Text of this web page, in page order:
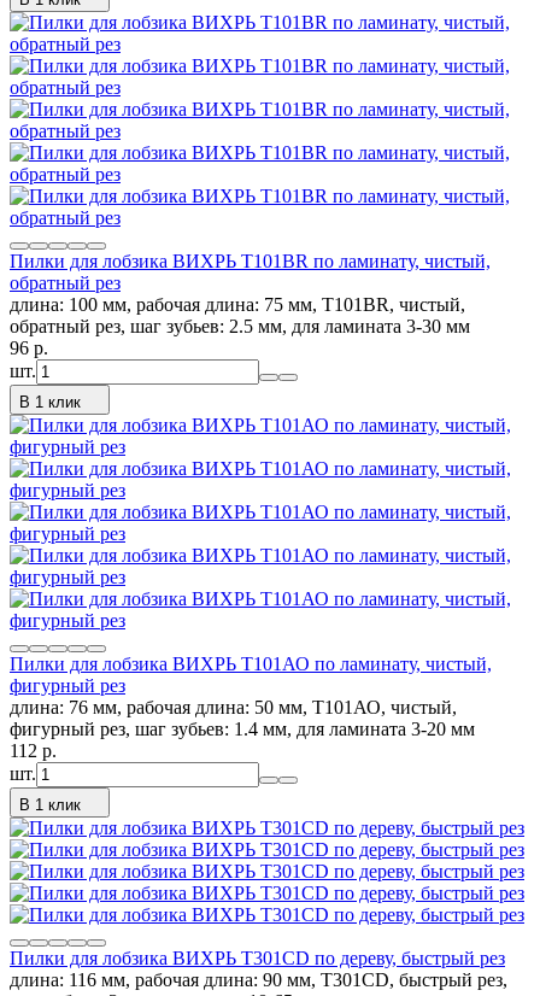
Пилки для лобзика ВИХРЬ Т101ВR по ламинату, чистый,
обратный рез
длина: 100 мм, рабочая длина: 75 мм, Т101ВR, чистый,
обратный рез, шаг зубьев: 2.5 мм, для ламината 3-30 мм
96 p.
шт.
В 1 клик
Пилки для лобзика ВИХРЬ Т101АО по ламинату, чистый,
фигурный рез
длина: 76 мм, рабочая длина: 50 мм, Т101АО, чистый,
фигурный рез, шаг зубьев: 1.4 мм, для ламината 3-20 мм
112 p.
шт.
В 1 клик
Пилки для лобзика ВИХРЬ Т301CD по дереву, быстрый рез
длина: 116 мм, рабочая длина: 90 мм, Т301CD, быстрый рез,